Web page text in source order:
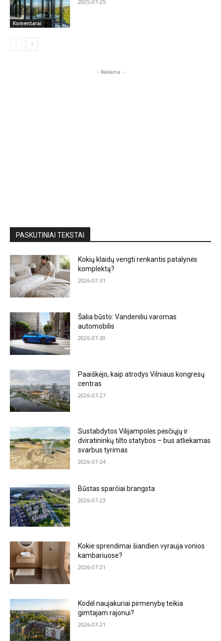
Komentarai
2025-07-25
- Reklama -
PASKUTINIAI TEKSTAI
Kokių klaidų vengti renkantis patalynės
komplektą?
2026-07-31
Šalia būsto: Vandeniliu varomas
automobilis
2026-07-30
Paaiškėjo, kaip atrodys Vilniaus kongresų
centras
2026-07-27
Sustabdytos Vilijampolės pėsčiųjų ir
dviratininkų tilto statybos – bus atliekamas
svarbus tyrimas
2026-07-24
Būstas sparčiai brangsta
2026-07-23
Kokie sprendimai šiandien vyrauja vonios
kambariuose?
2026-07-21
Kodėl naujakuriai pirmenybę teikia
gimtajam rajonui?
2026-07-21